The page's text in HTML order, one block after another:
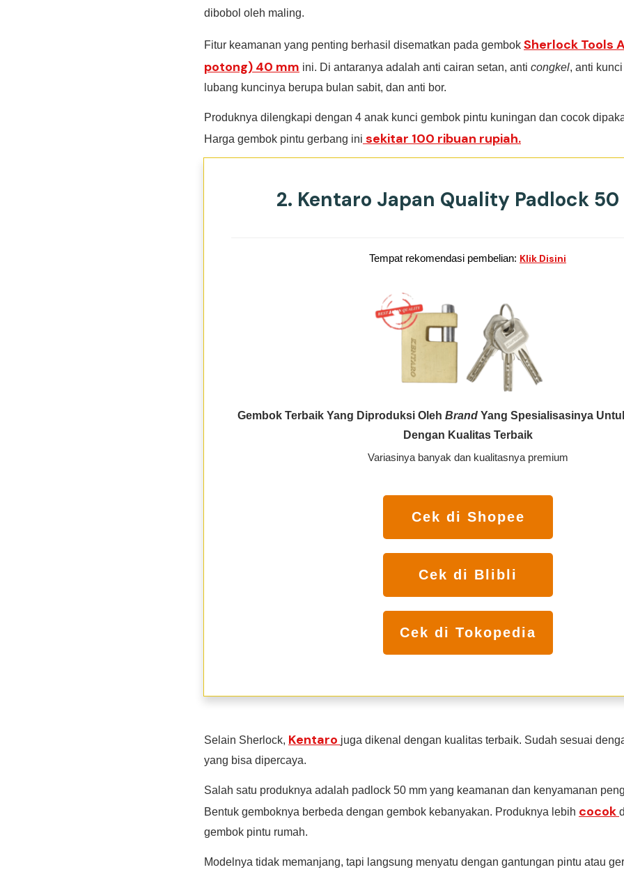
dibobol oleh maling.
Fitur keamanan yang penting berhasil disematkan pada gembok Sherlock Tools
potong) 40 mm ini. Di antaranya adalah anti cairan setan, anti congkel, anti
lubang kuncinya berupa bulan sabit, dan anti bor.
Produknya dilengkapi dengan 4 anak kunci gembok pintu kuningan dan cocok
Harga gembok pintu gerbang ini sekitar 100 ribuan rupiah.
2. Kentaro Japan Quality Padlock
Tempat rekomendasi pembelian: Klik Disini
Gembok Terbaik Yang Diproduksi Oleh BrandYang Spesialisasinya
Dengan Kualitas Terbaik
Variasinya banyak dan kualitasnya premium
Cek di Shopee
Cek di Blibli
Cek di Tokopedia
Selain Sherlock, Kentaro juga dikenal dengan kualitas terbaik. Sudah sesuai
yang bisa dipercaya.
Salah satu produknya adalah padlock 50 mm yang keamanan dan kenyamanan
Bentuk gemboknya berbeda dengan gembok kebanyakan. Produknya lebih cocok
gembok pintu rumah.
Modelnya tidak memanjang, tapi langsung menyatu dengan gantungan pintu atau